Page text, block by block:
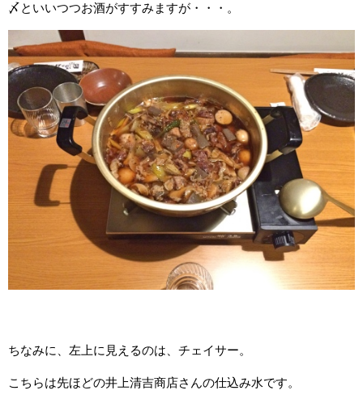
〆といいつつお酒がすすみますが・・・。
ちなみに、左上に見えるのは、チェイサー。
こちらは先ほどの井上清吉商店さんの仕込み水です。